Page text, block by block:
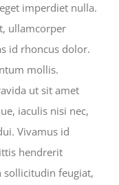
imperdiet nulla.
ullamcorper
id rhoncus dolor.
mollis.
ut sit amet
iaculis nisi nec,
Vivamus id
hendrerit
feugiat,